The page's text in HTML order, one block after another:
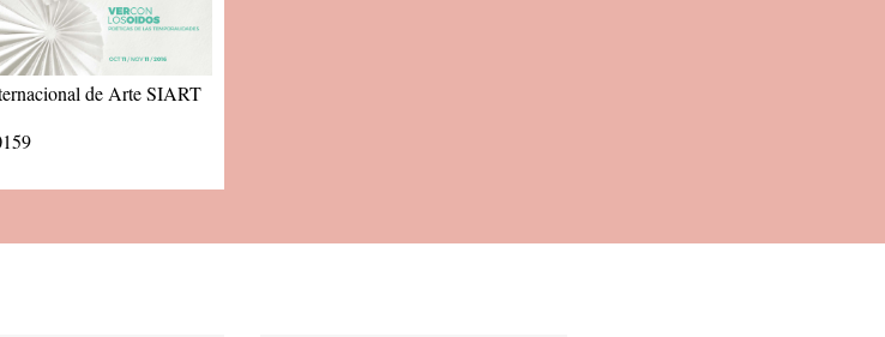
de Arte SIART